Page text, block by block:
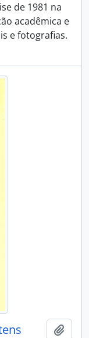
de 1981 na
acadêmica e
e fotografias.